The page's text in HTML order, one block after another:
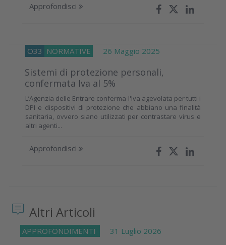
Approfondisci
O33 NORMATIVE 26 Maggio 2025
Sistemi di protezione personali,
confermata Iva al 5%
L’Agenzia delle Entrare conferma l'Iva agevolata per tutti i
DPI e dispositivi di protezione che abbiano una finalità
sanitaria, ovvero siano utilizzati per contrastare virus e
altri agenti...
Approfondisci
Altri Articoli
APPROFONDIMENTI 31 Luglio 2026